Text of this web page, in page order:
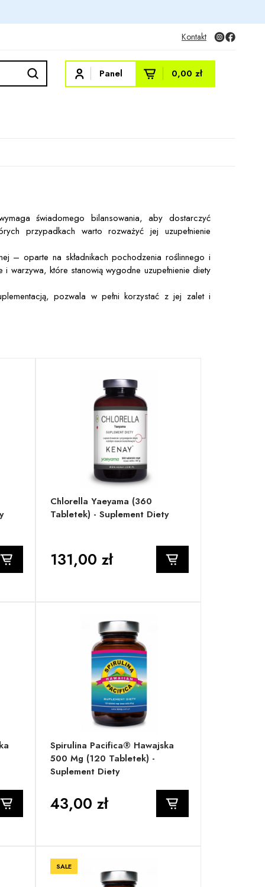
Kontakt
Panel 0,00 zł
świadomego bilansowania, aby dostarczyć
przypadkach warto rozważyć jej uzupełnienie
– oparte na składnikach pochodzenia roślinnego i
które stanowią wygodne uzupełnienie diety
pozwala w pełni korzystać z jej zalet i
Chlorella Yaeyama (360
Tabletek) - Suplement Diety
131,00 zł
Spirulina Pacifica® Hawajska
500 Mg (120 Tabletek) -
Suplement Diety
43,00 zł
SALE